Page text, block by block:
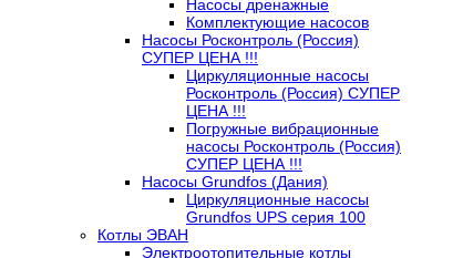
Насосы дренажные
Комплектующие насосов
Насосы Росконтроль (Россия)
СУПЕР ЦЕНА !!!
Циркуляционные насосы
Росконтроль (Россия) СУПЕР
ЦЕНА !!!
Погружные вибрационные
насосы Росконтроль (Россия)
СУПЕР ЦЕНА !!!
Насосы Grundfos (Дания)
Циркуляционные насосы
Grundfos UPS серия 100
Котлы ЭВАН
Электроотопительные котлы